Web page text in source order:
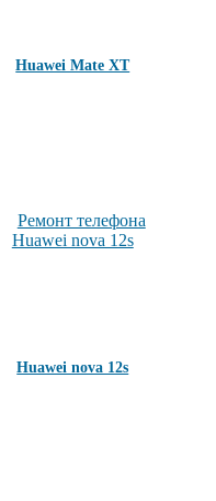
Huawei Mate XT
Huawei nova 12s